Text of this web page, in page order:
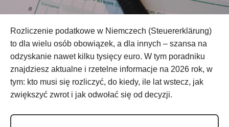
Rozliczenie podatkowe w Niemczech (Steuererklärung)
to dla wielu osób obowiązek, a dla innych – szansa na
odzyskanie nawet kilku tysięcy euro. W tym poradniku
znajdziesz aktualne i rzetelne informacje na 2026 rok, w
tym: kto musi się rozliczyć, do kiedy, ile lat wstecz, jak
zwiększyć zwrot i jak odwołać się od decyzji.